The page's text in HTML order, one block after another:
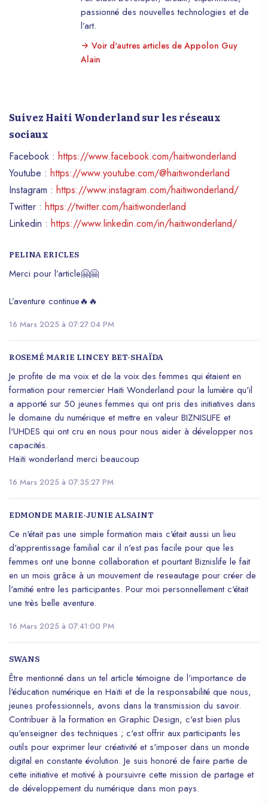
passionné des nouvelles technologies et de
l’art.
Voir d'autres articles de Appolon Guy
Alain
Suivez Haiti Wonderland sur les réseaux
sociaux
Facebook : https://www.facebook.com/haitiwonderland
Youtube : https://www.youtube.com/@haitiwonderland
Instagram : https://www.instagram.com/haitiwonderland/
Twitter : https://twitter.com/haitiwonderland
Linkedin : https://www.linkedin.com/in/haitiwonderland/
PELINA ERICLES
Merci pour l’article🤗🤗
L’aventure continue🔥🔥
16 Mars 2025 à 07:27:04 PM
ROSEMÉ MARIE LINCEY BET-SHAÏDA
Je profite de ma voix et de la voix des femmes qui étaient en
formation pour remercier Haiti Wonderland pour la lumière qu'il
a apporté sur 50 jeunes femmes qui ont pris des initiatives dans
le domaine du numérique et mettre en valeur BIZNISLIFE et
l'UHDES qui ont cru en nous pour nous aider à développer nos
capacités.
Haïti wonderland merci beaucoup
16 Mars 2025 à 07:35:27 PM
EDMONDE MARIE-JUNIE ALSAINT
Ce n'était pas une simple formation mais c'était aussi un lieu
d'apprentissage familial car il n'est pas facile pour que les
femmes ont une bonne collaboration et pourtant Biznislife le fait
en un mois grâce à un mouvement de reseautage pour créer de
l'amitié entre les participantes. Pour moi personnellement c'était
une très belle aventure.
16 Mars 2025 à 07:41:00 PM
SWANS
Être mentionné dans un tel article témoigne de l'importance de
l'éducation numérique en Haïti et de la responsabilité que nous,
jeunes professionnels, avons dans la transmission du savoir.
Contribuer à la formation en Graphic Design, c'est bien plus
qu'enseigner des techniques ; c'est offrir aux participants les
outils pour exprimer leur créativité et s'imposer dans un monde
digital en constante évolution. Je suis honoré de faire partie de
cette initiative et motivé à poursuivre cette mission de partage et
de développement du numérique dans mon pays.